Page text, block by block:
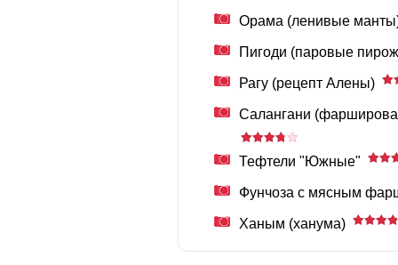
Орама (ленивые
Пигоди (паровые
Рагу (рецепт Алены)
Салангани
Тефтели "Южные"
Фунчоза с мясным
Ханым (ханума)